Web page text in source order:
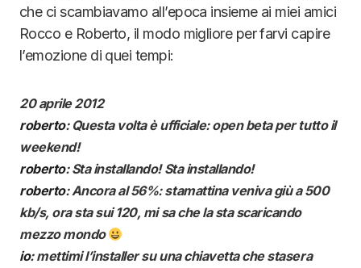
che ci scambiavamo all’epoca insieme ai miei amici
Rocco e Roberto, il modo migliore per farvi capire
l’emozione di quei tempi:
20 aprile 2012
roberto: Questa volta è ufficiale: open beta per tutto il
weekend!
roberto: Sta installando! Sta installando!
roberto: Ancora al 56%: stamattina veniva giù a 500
kb/s, ora sta sui 120, mi sa che la sta scaricando
mezzo mondo
io: mettimi l’installer su una chiavetta che stasera